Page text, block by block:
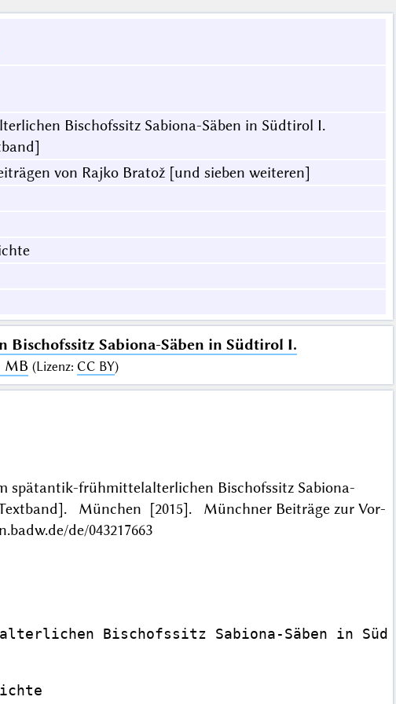
Bischofssitz Sabiona-Säben in Südtirol I.
von Rajko Bratož [und sieben weiteren]
Sabiona-Säben in Südtirol I.
MB (Lizenz: CC BY)
spätantik-frühmittelalterlichen Bischofssitz Sabiona-
München [2015]. Münchner Beiträge zur Vor-
de/043217663
Bischofssitz Sabiona-Säben in